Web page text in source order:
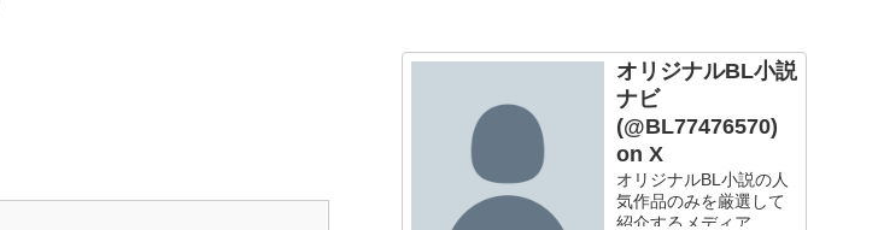
オリジナルBL小説
ナビ
(@BL77476570)
on X
オリジナルBL小説の人
気作品のみを厳選して
紹介するメディア